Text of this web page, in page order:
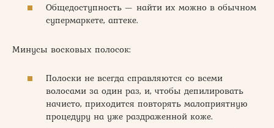
Общедоступность — найти их можно в обычном
супермаркете, аптеке.
Минусы восковых полосок:
Полоски не всегда справляются со всеми
волосами за один раз, и, чтобы депилировать
начисто, приходится повторять малоприятную
процедуру на уже раздраженной коже.